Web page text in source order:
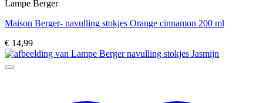
Lampe Berger
Maison Berger- navulling stokjes Orange cinnamon 200 ml
€ 14,99